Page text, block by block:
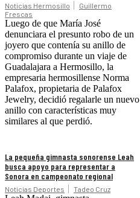
Noticias Hermosillo
Guillermo
Frescas
Luego de que María José
denunciara el presunto robo de un
joyero que contenía su anillo de
compromiso durante un viaje de
Guadalajara a Hermosillo, la
empresaria hermosillense Norma
Palafox, propietaria de Palafox
Jewelry, decidió regalarle un nuevo
anillo con características muy
similares al que perdió.
La pequeña gimnasta sonorense Leah
busca apoyo para representar a
Sonora en campeonato regional
Noticias Deportes Tadeo Cruz